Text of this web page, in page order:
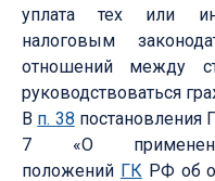
уплата тех или
налоговым
отношений между
руководствоваться
В п. 38 постановления
7 «О
положений ГК РФ об